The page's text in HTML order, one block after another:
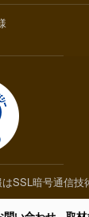
SSL暗号通信技